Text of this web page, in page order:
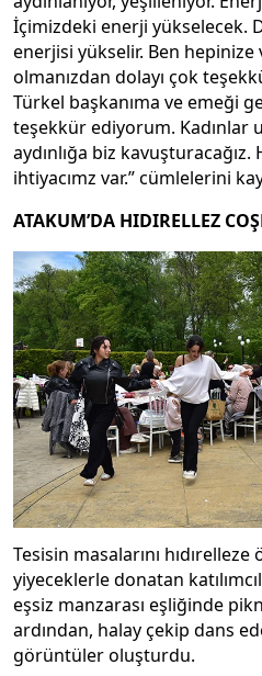
İçimizdeki enerji yükselecek.
enerjisi yükselir. Ben hepinize
olmanızdan dolayı çok
Türkel başkanıma ve emeği
teşekkür ediyorum. Kadınlar
aydınlığa biz
ihtiyacımz var.” cümlelerini
ATAKUM’DA HIDIRELLEZ
Tesisin masalarını
yiyeceklerle donatan
eşsiz manzarası eşliğinde
ardından, halay çekip dans
görüntüler oluşturdu.